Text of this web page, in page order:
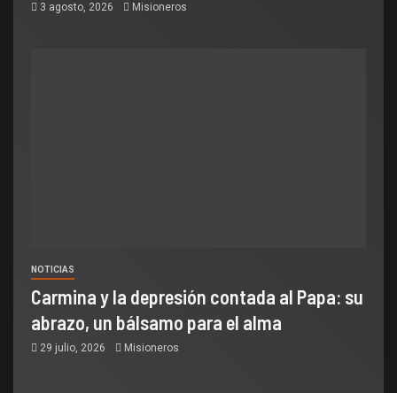
3 agosto, 2026 Misioneros
NOTICIAS
Carmina y la depresión contada al Papa: su
abrazo, un bálsamo para el alma
29 julio, 2026 Misioneros